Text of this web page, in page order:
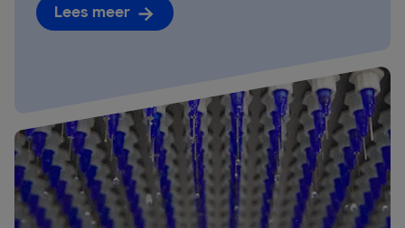
Lees meer